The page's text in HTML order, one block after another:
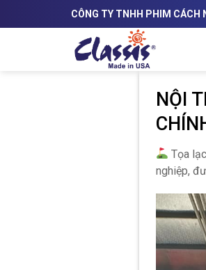
content
CÔNG TY TNHH PHIM CÁCH
NỘI
Tọa
nghiệp,